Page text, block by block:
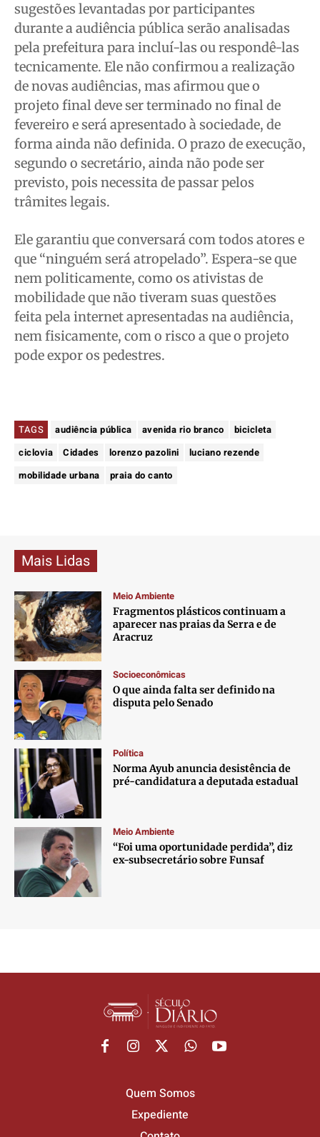
sugestões levantadas por participantes
durante a audiência pública serão analisadas
pela prefeitura para incluí-las ou respondê-las
tecnicamente. Ele não confirmou a realização
de novas audiências, mas afirmou que o
projeto final deve ser terminado no final de
fevereiro e será apresentado à sociedade, de
forma ainda não definida. O prazo de execução,
segundo o secretário, ainda não pode ser
previsto, pois necessita de passar pelos
trâmites legais.
Ele garantiu que conversará com todos atores e
que “ninguém será atropelado”. Espera-se que
nem politicamente, como os ativistas de
mobilidade que não tiveram suas questões
feita pela internet apresentadas na audiência,
nem fisicamente, com o risco a que o projeto
pode expor os pedestres.
TAGS audiência pública avenida rio branco
bicicleta
ciclovia
Cidades lorenzo pazolini
luciano rezende
mobilidade urbana
praia do canto
Mais Lidas
Meio Ambiente
Fragmentos plásticos continuam a
aparecer nas praias da Serra e de
Aracruz
Socioeconômicas
O que ainda falta ser definido na
disputa pelo Senado
Política
Norma Ayub anuncia desistência de
pré-candidatura a deputada estadual
Meio Ambiente
“Foi uma oportunidade perdida”, diz
ex-subsecretário sobre Funsaf
Quem Somos
Expediente